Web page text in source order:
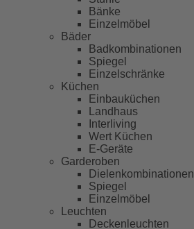
Bänke
Einzelmöbel
Bäder
Badkombinationen
Spiegel
Einzelschränke
Küchen
Einbauküchen
Landhaus
Interliving
Wert Küchen
E-Geräte
Garderoben
Dielenkombinationen
Spiegel
Einzelmöbel
Leuchten
Deckenleuchten